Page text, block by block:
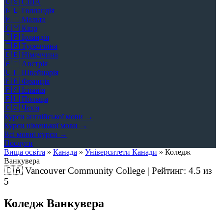
🇺🇸 США
🇳🇱 Голландія
🇲🇹 Мальта
🇨🇾 Кіпр
🇮🇪 Ірландія
🇹🇷 Туреччина
🇩🇪 Німеччина
🇦🇹 Австрія
🇨🇭 Швейцарія
🇫🇷 Франція
🇪🇸 Іспанія
🇵🇱 Польща
🇨🇿 Чехія
Курси англійської мови →
Курси німецької мови →
Всі мовні курси →
Послуги
Вища освіта » Канада » Університети Канади » Коледж
Ванкувера
🇨🇦Vancouver Community College | Рейтинг: 4.5 из
5
Коледж Ванкувера